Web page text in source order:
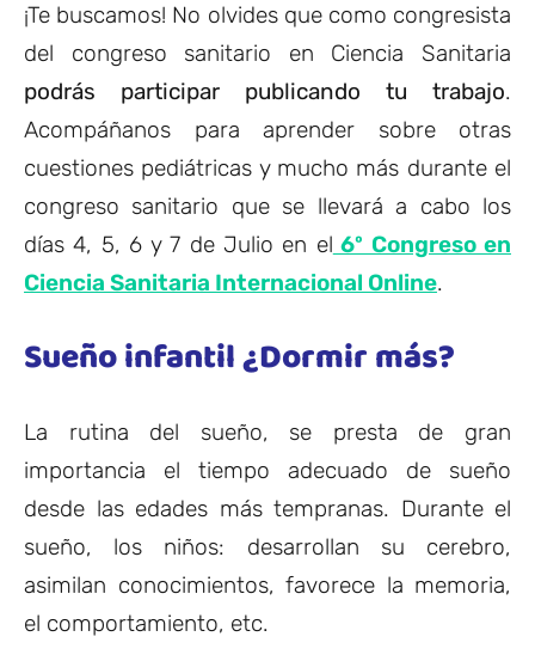
¡Te buscamos! No olvides que como congresista
del congreso sanitario en Ciencia Sanitaria
podrás participar publicando tu trabajo.
Acompáñanos para aprender sobre otras
cuestiones pediátricas y mucho más durante el
congreso sanitario que se llevará a cabo los
días 4, 5, 6 y 7 de Julio en el 6º Congreso en
Ciencia Sanitaria Internacional Online.
Sueño infantil ¿Dormir más?
La rutina del sueño, se presta de gran
importancia el tiempo adecuado de sueño
desde las edades más tempranas. Durante el
sueño, los niños: desarrollan su cerebro,
asimilan conocimientos, favorece la memoria,
el comportamiento, etc.